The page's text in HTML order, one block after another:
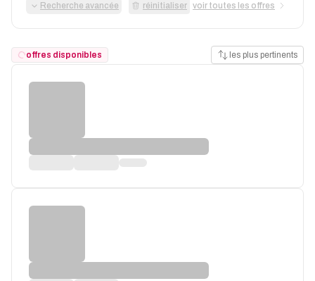
Recherche avancée réinitialiser voir toutes les offres
offres disponibles les plus pertinents